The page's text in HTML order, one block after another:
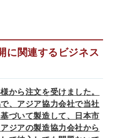
に関連するビジネス
から注文を受けました。
、アジア協力会社で当社
づいて製造して、日本市
ジアの製造協力会社から